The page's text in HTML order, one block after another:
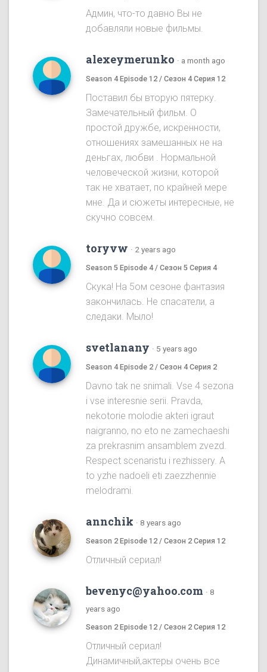
Админ, что-то давно Вы не
добавляли новые фильмы.
alexeymerunko · a month ago
Season 4 Episode 12 / Сезон 4 Серия 12
Поставил бы вторую пятерку.
Замечательный фильм. О
простой дружбе, искренности,
отношениях замешанных не на
деньгах, любви . Нормальной
человеческой жизни, которой
так не хватает, по крайней мере
мне. Да и сюжеты интересные, не
скучно совсем.
toryvw · 2 years ago
Season 5 Episode 4 / Сезон 5 Серия 4
Скука! На 5ом cезоне фантазия
закончилась. Не спасатели, а
следаки. Мыло!
svetlanany · 5 years ago
Season 4 Episode 2 / Сезон 4 Серия 2
Davno tak ne snimali. Vse 4 sezona
i vse interesnie serii. Pravda,
nekotorie molodie akteri igraut
naigranno, no eto ne zamechaeshi
za prekrasnim ansamblem zvezd.
Respect scenaristu i rezhissery. A
to yzhe nadoeli eti zaezzhennie
melodrami.
annchik · 8 years ago
Season 2 Episode 12 / Сезон 2 Серия 12
Отличный сериал!
bevenyc@yahoo.com · 8
years ago
Season 2 Episode 12 / Сезон 2 Серия 12
Отличный сериал!
Динамичный,актеры очень все